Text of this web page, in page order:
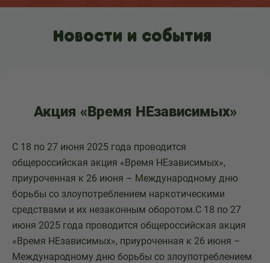
Новости и события
Акция «Время НЕзависимых»
С 18 по 27 июня 2025 года проводится
общероссийская акция «Время НЕзависимых»,
приуроченная к 26 июня – Международному дню
борьбы со злоупотреблением наркотическими
средствами и их незаконным оборотом.С 18 по 27
июня 2025 года проводится общероссийская акция
«Время НЕзависимых», приуроченная к 26 июня –
Международному дню борьбы со злоупотреблением